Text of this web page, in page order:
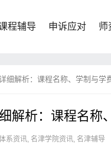
程辅导 申诉应对 师
细解析：课程名称、学制与学
解析：课程名称
系资讯, 名津学院资讯, 名津辅导